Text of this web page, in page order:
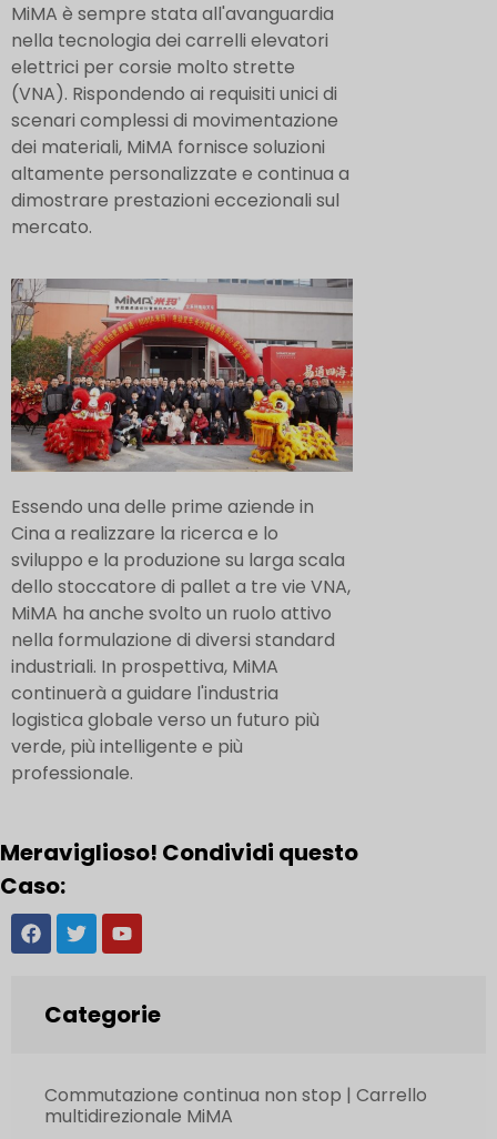
MiMA è sempre stata all'avanguardia
nella tecnologia dei carrelli elevatori
elettrici per corsie molto strette
(VNA). Rispondendo ai requisiti unici di
scenari complessi di movimentazione
dei materiali, MiMA fornisce soluzioni
altamente personalizzate e continua a
dimostrare prestazioni eccezionali sul
mercato.
Essendo una delle prime aziende in
Cina a realizzare la ricerca e lo
sviluppo e la produzione su larga scala
dello stoccatore di pallet a tre vie VNA,
MiMA ha anche svolto un ruolo attivo
nella formulazione di diversi standard
industriali. In prospettiva, MiMA
continuerà a guidare l'industria
logistica globale verso un futuro più
verde, più intelligente e più
professionale.
Meraviglioso! Condividi questo
Caso:
Categorie
Commutazione continua non stop | Carrello
multidirezionale MiMA